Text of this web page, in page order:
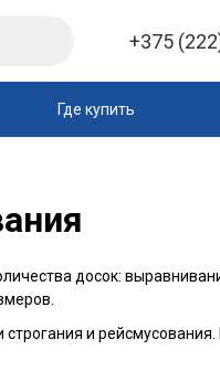
+375
Где купить
досок:
и